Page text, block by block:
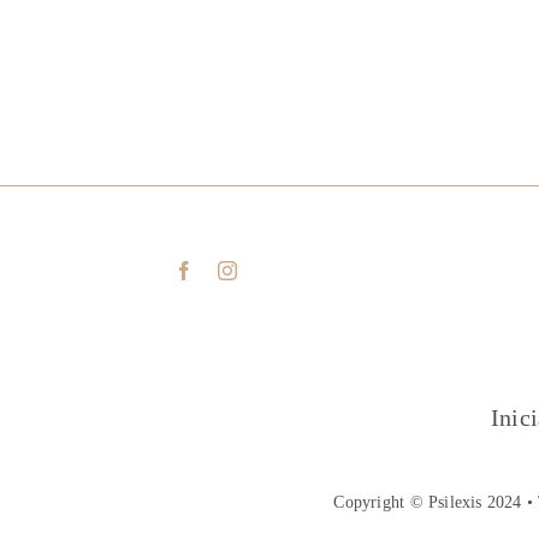
Copyright © Psilexis 2024 •